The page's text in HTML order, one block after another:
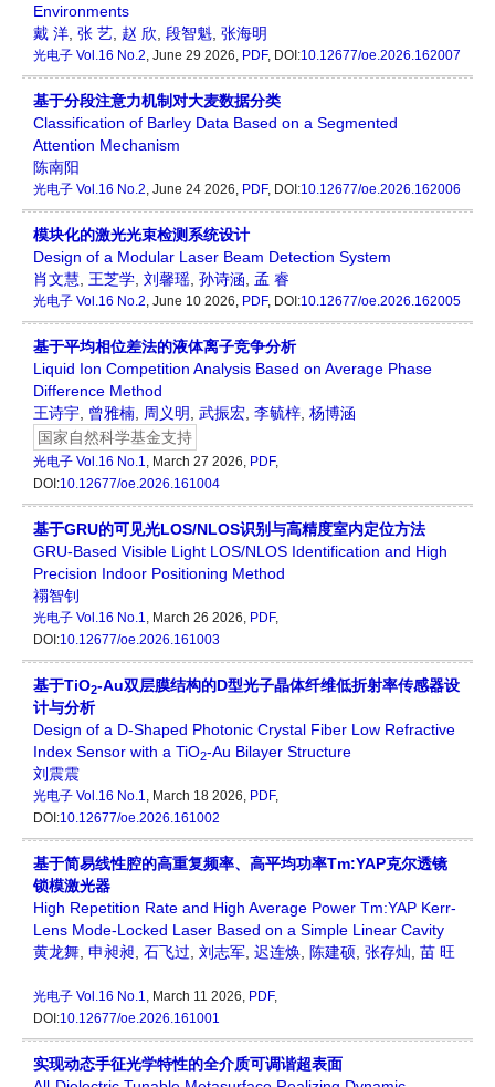
Environments
戴 洋, 张 艺, 赵 欣, 段智魁, 张海明
光电子 Vol.16 No.2, June 29 2026, PDF, DOI:10.12677/oe.2026.162007
基于分段注意力机制对大麦数据分类
Classification of Barley Data Based on a Segmented
Attention Mechanism
陈南阳
光电子 Vol.16 No.2, June 24 2026, PDF, DOI:10.12677/oe.2026.162006
模块化的激光光束检测系统设计
Design of a Modular Laser Beam Detection System
肖文慧, 王芝学, 刘馨瑶, 孙诗涵, 孟 睿
光电子 Vol.16 No.2, June 10 2026, PDF, DOI:10.12677/oe.2026.162005
基于平均相位差法的液体离子竞争分析
Liquid Ion Competition Analysis Based on Average Phase
Difference Method
王诗宇, 曾雅楠, 周义明, 武振宏, 李毓梓, 杨博涵
国家自然科学基金支持
光电子 Vol.16 No.1, March 27 2026, PDF,
DOI:10.12677/oe.2026.161004
基于GRU的可见光LOS/NLOS识别与高精度室内定位方法
GRU-Based Visible Light LOS/NLOS Identification and High
Precision Indoor Positioning Method
禤智钊
光电子 Vol.16 No.1, March 26 2026, PDF,
DOI:10.12677/oe.2026.161003
基于TiO2-Au双层膜结构的D型光子晶体纤维低折射率传感器设
计与分析
Design of a D-Shaped Photonic Crystal Fiber Low Refractive
Index Sensor with a TiO2-Au Bilayer Structure
刘震震
光电子 Vol.16 No.1, March 18 2026, PDF,
DOI:10.12677/oe.2026.161002
基于简易线性腔的高重复频率、高平均功率Tm:YAP克尔透镜
锁模激光器
High Repetition Rate and High Average Power Tm:YAP Kerr-
Lens Mode-Locked Laser Based on a Simple Linear Cavity
黄龙舞, 申昶昶, 石飞过, 刘志军, 迟连焕, 陈建硕, 张存灿, 苗 旺
光电子 Vol.16 No.1, March 11 2026, PDF,
DOI:10.12677/oe.2026.161001
实现动态手征光学特性的全介质可调谐超表面